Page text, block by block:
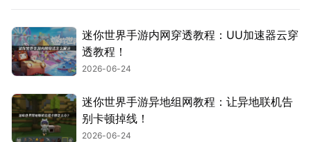
迷你世界手游内网穿透教程：UU加速器云穿
透教程！
2026-06-24
迷你世界手游异地组网教程：让异地联机告
别卡顿掉线！
2026-06-24